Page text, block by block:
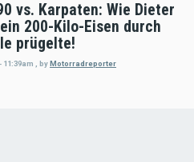
vs. Karpaten: Wie Dieter
200-Kilo-Eisen durch
prügelte!
11:39am byMotorradreporter